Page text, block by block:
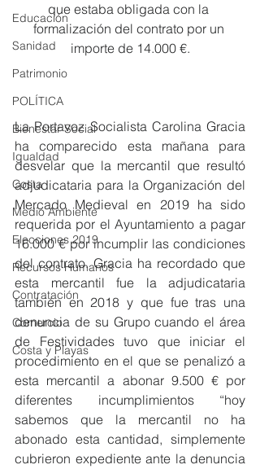
Educación
Sanidad
Patrimonio
POLÍTICA
Bienestar Social
Igualdad
Costa
Medio Ambiente
Elecciones 2019
Recursos Humanos
Contratación
Comercio
Costa y Playas
que estaba obligada con la
formalización del contrato por un
importe de 14.000 €.
La Portavoz Socialista Carolina Gracia
ha comparecido esta mañana para
desvelar que la mercantil que resultó
adjudicataria para la Organización del
Mercado Medieval en 2019 ha sido
requerida por el Ayuntamiento a pagar
16.000 € por incumplir las condiciones
del contrato. Gracia ha recordado que
esta mercantil fue la adjudicataria
también en 2018 y que fue tras una
denuncia de su Grupo cuando el área
de Festividades tuvo que iniciar el
procedimiento en el que se penalizó a
esta mercantil a abonar 9.500 € por
diferentes incumplimientos “hoy
sabemos que la mercantil no ha
abonado esta cantidad, simplemente
cubrieron expediente ante la denuncia